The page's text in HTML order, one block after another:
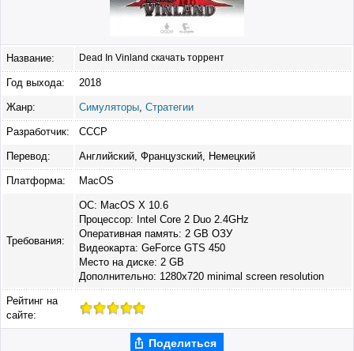
Название: Dead In Vinland скачать торрент
Год выхода: 2018
Жанр: Симуляторы Стратегии
Разработчик: CCCP
Перевод: Английский, Французский, Немецкий
Платформа: MacOS
Требования:
ОС: MacOS X 10.6
Процессор: Intel Core 2 Duo 2.4GHz
Оперативная память: 2 GB ОЗУ
Видеокарта: GeForce GTS 450
Место на диске: 2 GB
Дополнительно: 1280x720 minimal screen resolution
Рейтинг на
сайте:
Поделиться